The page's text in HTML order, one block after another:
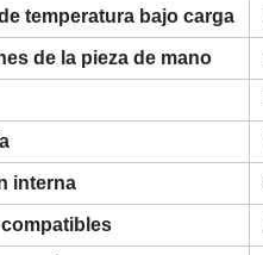
temperatura bajo carga
de la pieza de mano
interna